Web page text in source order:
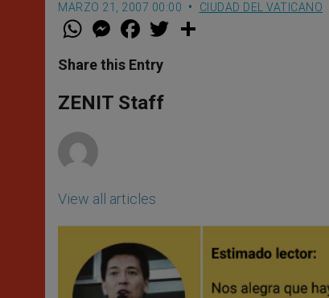
MARZO 21, 2007 00:00 CIUDAD DEL VATICANO
W
t
s
p
p
M
e
s
e
g
e
F
a
e
b
o
k
w
Share this Entry
ZENIT Staff
View all articles